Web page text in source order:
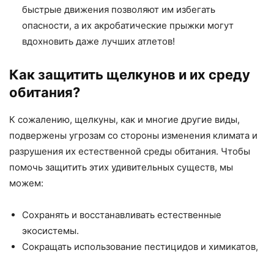
быстрые движения позволяют им избегать
опасности, а их акробатические прыжки могут
вдохновить даже лучших атлетов!
Как защитить щелкунов и их среду
обитания?
К сожалению, щелкуны, как и многие другие виды,
подвержены угрозам со стороны изменения климата и
разрушения их естественной среды обитания. Чтобы
помочь защитить этих удивительных существ, мы
можем:
Сохранять и восстанавливать естественные
экосистемы.
Сокращать использование пестицидов и химикатов,